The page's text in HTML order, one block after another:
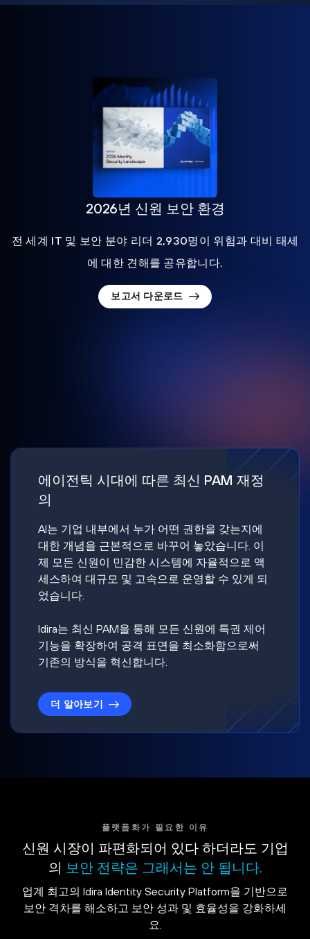
2026년 신원 보안 환경
전 세계 IT 및 보안 분야 리더 2,930명이 위험과 대비 태세
에 대한 견해를 공유합니다.
보고서 다운로드
에이전틱 시대에 따른 최신 PAM 재정
의
AI는 기업 내부에서 누가 어떤 권한을 갖는지에
대한 개념을 근본적으로 바꾸어 놓았습니다. 이
제 모든 신원이 민감한 시스템에 자율적으로 액
세스하여 대규모 및 고속으로 운영할 수 있게 되
었습니다.
Idira는 최신 PAM을 통해 모든 신원에 특권 제어
기능을 확장하여 공격 표면을 최소화함으로써
기존의 방식을 혁신합니다.
더 알아보기
플랫폼화가 필요한 이유
신원 시장이 파편화되어 있다 하더라도 기업
의 보안 전략은 그래서는 안 됩니다.
업계 최고의 Idira Identity Security Platform을 기반으로
보안 격차를 해소하고 보안 성과 및 효율성을 강화하세
요.